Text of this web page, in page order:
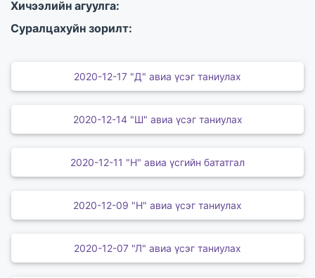
Хичээлийн агуулга:
Суралцахуйн зорилт:
2020-12-17 "Д" авиа үсэг таниулах
2020-12-14 "Ш" авиа үсэг таниулах
2020-12-11 "Н" авиа үсгийн бататгал
2020-12-09 "Н" авиа үсэг таниулах
2020-12-07 "Л" авиа үсэг таниулах